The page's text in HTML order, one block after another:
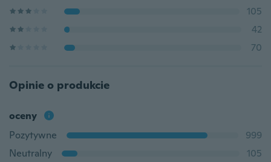
105
42
70
Opinie o produkcie
oceny
Pozytywne
999
Neutralny
105